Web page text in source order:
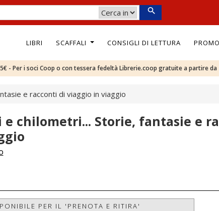
LIBRI SCAFFALI CONSIGLI DI LETTURA
- Per i soci Coop o con tessera fedeltà Librerie.coop gratuite a partire da
e racconti di viaggio in viaggio
e chilometri... Storie, fantasie e
PER IL 'PRENOTA E RITIRA'